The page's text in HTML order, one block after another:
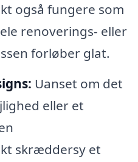
også fungere som
renoverings- eller
forløber glat.
Uanset om det
eller et
skræddersy et